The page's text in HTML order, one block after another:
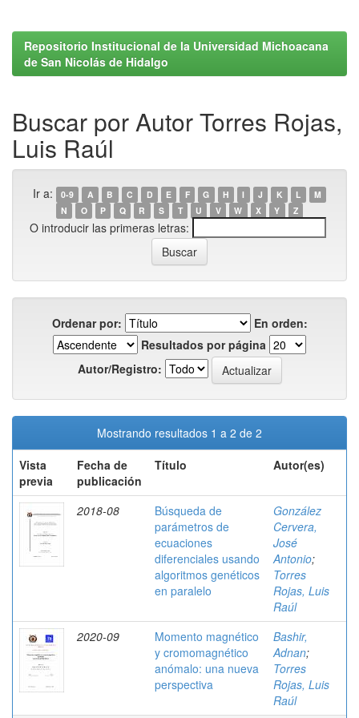
Repositorio Institucional de la Universidad Michoacana
de San Nicolás de Hidalgo
Buscar por Autor Torres Rojas,
Luis Raúl
Ir a: 0-9 A B C D E F G H I J K L
M
N
O P Q R S T U V W X Y Z
O introducir las primeras letras:
Ordenar por:
En orden:
Resultados por página
Autor/Registro:
Mostrando resultados 1 a 2 de 2
Vista
previa
Fecha de
publicación
Título Autor(es)
2018-08
Búsqueda de
parámetros de
ecuaciones
diferenciales usando
algoritmos genéticos
en paralelo
González
Cervera,
José
Antonio;
Torres
Rojas, Luis
Raúl
2020-09
Momento magnético
y cromomagnético
anómalo: una nueva
perspectiva
Bashir,
Adnan;
Torres
Rojas, Luis
Raúl